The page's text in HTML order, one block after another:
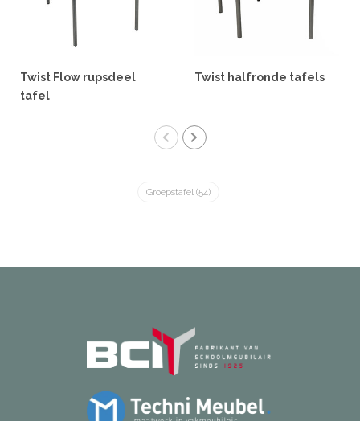
Twist Flow rupsdeel
tafel
Twist halfronde tafels
Groepstafel (54)